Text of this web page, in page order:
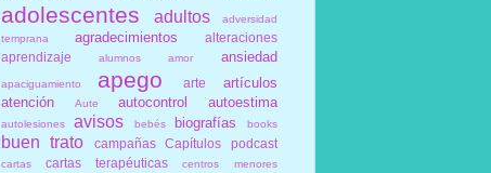
adolescentes adultos
adversidad
temprana
agradecimientos
alteraciones
aprendizaje
alumnos amor ansiedad
apaciguamiento apego arte
artículos
atención
Aute autocontrol autoestima
autolesiones avisos bebés biografías books
buen trato campañas Capítulos podcast
cartas cartas terapéuticas centros menores